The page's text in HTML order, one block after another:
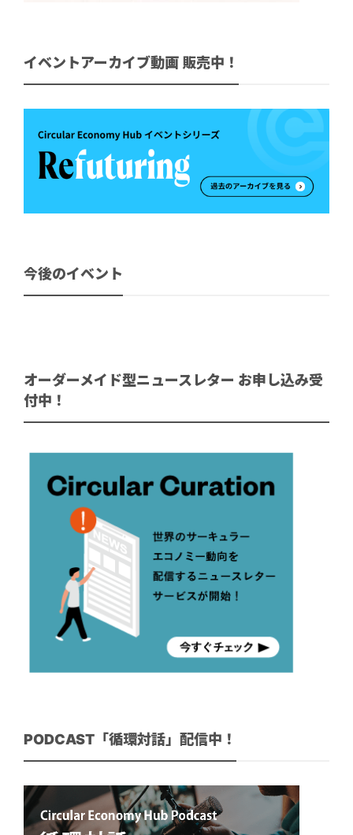
イベントアーカイブ動画 販売中！
今後のイベント
オーダーメイド型ニュースレター お申し込み受
付中！
PODCAST「循環対話」配信中！